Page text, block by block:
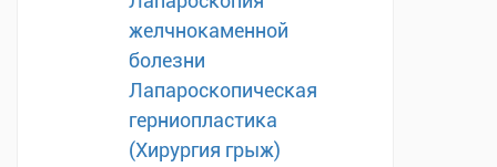
желчнокаменной
болезни
Лапароскопическая
герниопластика
(Хирургия грыж)